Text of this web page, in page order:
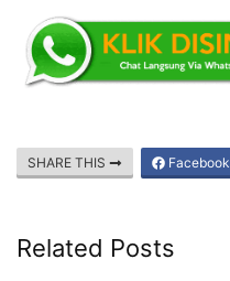
SHARE THIS Facebook
Related Posts